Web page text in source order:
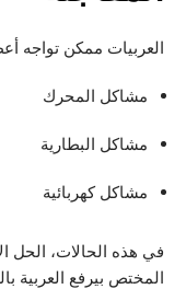
العربيات ممكن تواجه
مشاكل المحرك
مشاكل البطارية
مشاكل كهربائية
في هذه الحالات، الحل
المختص بيرفع العربية